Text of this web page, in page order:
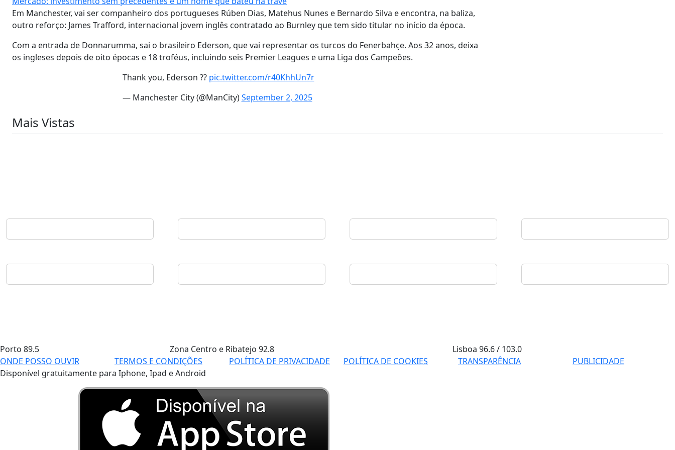
Em Manchester, vai ser companheiro dos portugueses Rúben Dias, Matehus Nunes e Bernardo Silva e encontra, na baliza,
outro reforço: James Trafford, internacional jovem inglês contratado ao Burnley que tem sido titular no início da época.
Com a entrada de Donnarumma, sai o brasileiro Ederson, que vai representar os turcos do Fenerbahçe. Aos 32 anos, deixa
os ingleses depois de oito épocas e 18 troféus, incluindo seis Premier Leagues e uma Liga dos Campeões.
Thank you, Ederson ?? pic.twitter.com/r40KhhUn7r
— Manchester City (@ManCity)September 2, 2025
Mais Vistas
Porto 89.5 Zona Centro e Ribatejo 92.8 Lisboa96.6 / 103.0
ONDE POSSO OUVIR
TERMOS E CONDIÇÕES POLÍTICA DE PRIVACIDADE POLÍTICA DE COOKIES TRANSPARÊNCIA
PUBLICIDADE
Disponível gratuitamente para Iphone, Ipad e Android